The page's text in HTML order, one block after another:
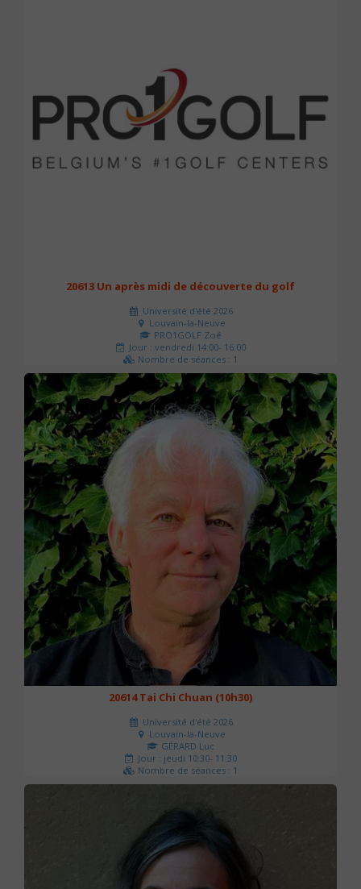
20613 Un après midi de découverte du golf
Université d'été 2026
Louvain-la-Neuve
PRO1GOLF Zoé
Jour : vendredi 14:00- 16:00
Nombre de séances : 1
45 €
20614 Tai Chi Chuan (10h30)
Université d'été 2026
Louvain-la-Neuve
GÉRARD Luc
Jour : jeudi 10:30- 11:30
Nombre de séances : 1
0 €